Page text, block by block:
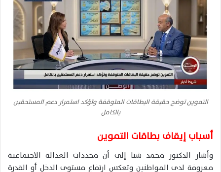
التموين توضح حقيقة البطاقات المتوقفة وتؤكد استمرار دعم المستحقين
بالكامل
أسباب إيقاف بطاقات التموين
وأشار الدكتور محمد شتا إلى أن محددات العدالة الاجتماعية
معروفة لدى المواطنين وتعكس ارتفاع مستوى الدخل أو القدرة